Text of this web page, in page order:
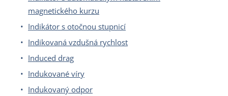
magnetického kurzu
Indikátor s otočnou stupnicí
Indikovaná vzdušná rychlost
Induced drag
Indukované víry
Indukovaný odpor